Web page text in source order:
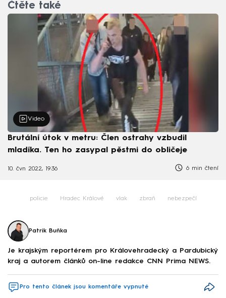
Čtěte také
Video
Brutální útok v metru: Člen ostrahy vzbudil
mladíka. Ten ho zasypal pěstmi do obličeje
10. čvn 2022, 19:36 6 min čtení
policie Hradec Králové vlak zbraň nebezpečí
Patrik Buňka
Je krajským reportérem pro Královehradecký a Pardubický
kraj a autorem článků on-line redakce CNN Prima NEWS.
Pro tento článek jsou komentáře vypnuté